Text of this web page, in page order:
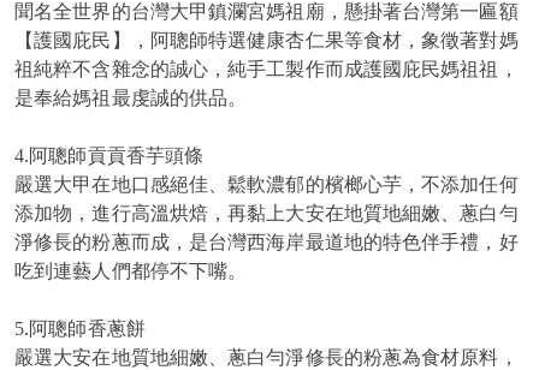
聞名全世界的台灣大甲鎮瀾宮媽祖廟，懸掛著台灣第一匾額
【護國庇民】，阿聰師特選健康杏仁果等食材，象徵著對媽
祖純粹不含雜念的誠心，純手工製作而成護國庇民媽祖祖，
是奉給媽祖最虔誠的供品。
4.阿聰師貢貢香芋頭條
嚴選大甲在地口感絕佳、鬆軟濃郁的檳榔心芋，不添加任何
添加物，進行高溫烘焙，再黏上大安在地質地細嫩、蔥白勻
淨修長的粉蔥而成，是台灣西海岸最道地的特色伴手禮，好
吃到連藝人們都停不下嘴。
5.阿聰師香蔥餅
嚴選大安在地質地細嫩、蔥白勻淨修長的粉蔥為食材原料，